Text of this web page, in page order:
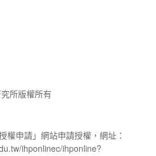
所版權所有
權申請」網站申請授權，網址：
ihponlinec/ihponline?